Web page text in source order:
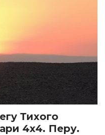
Тихого
4х4. Перу.